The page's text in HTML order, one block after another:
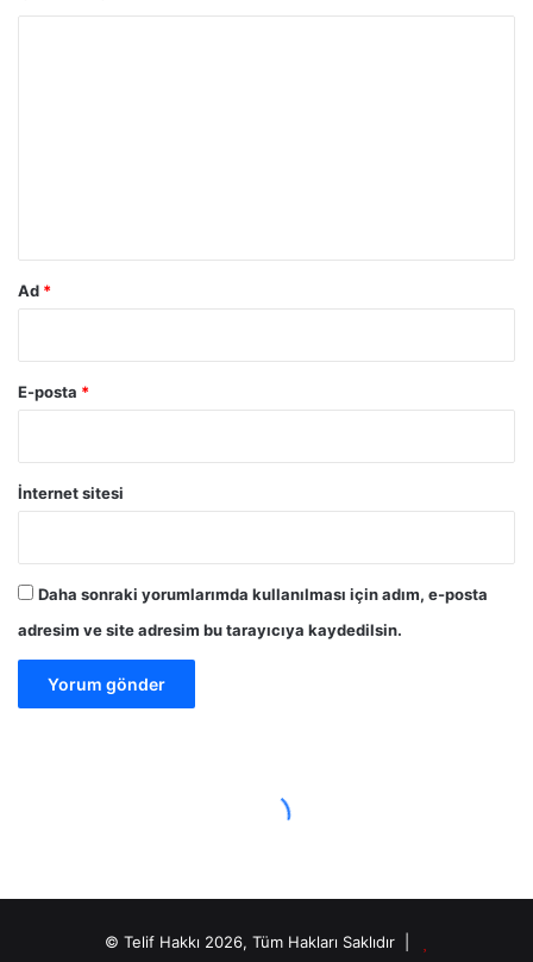
Ad *
E-posta *
İnternet sitesi
Daha sonraki yorumlarımda kullanılması için adım, e-posta
adresim ve site adresim bu tarayıcıya kaydedilsin.
© Telif Hakkı 2026, Tüm Hakları Saklıdır |